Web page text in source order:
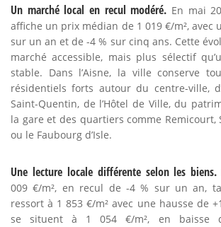
Un marché local en recul modéré. En mai
affiche un prix médian de 1 019 €/m², avec
sur un an et de -4 % sur cinq ans. Cette
marché accessible, mais plus sélectif
stable. Dans l’Aisne, la ville conserve
résidentiels forts autour du centre-ville,
Saint-Quentin, de l’Hôtel de Ville, du
la gare et des quartiers comme Remicourt,
ou le Faubourg d’Isle.
Une lecture locale différente selon les biens.
009 €/m², en recul de -4 % sur un an,
ressort à 1 853 €/m² avec une hausse de
se situent à 1 054 €/m², en baisse